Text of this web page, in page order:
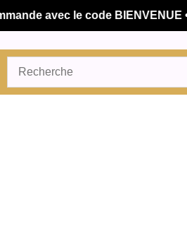
avec le code BIENVENUE •